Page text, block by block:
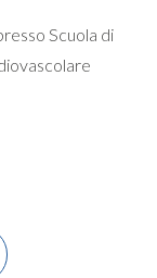
Scuola di